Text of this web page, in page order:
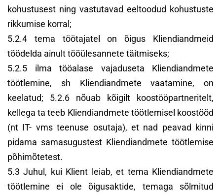
kohustusest ning vastutavad eeltoodud kohustuste
rikkumise korral;
5.2.4 tema töötajatel on õigus Kliendiandmeid
töödelda ainult tööülesannete täitmiseks;
5.2.5 ilma tööalase vajaduseta Kliendiandmete
töötlemine, sh Kliendiandmete vaatamine, on
keelatud; 5.2.6 nõuab kõigilt koostööpartneritelt,
kellega ta teeb Kliendiandmete töötlemisel koostööd
(nt IT- vms teenuse osutaja), et nad peavad kinni
pidama samasugustest Kliendiandmete töötlemise
põhimõtetest.
5.3 Juhul, kui Klient leiab, et tema Kliendiandmete
töötlemine ei ole õigusaktide, temaga sõlmitud